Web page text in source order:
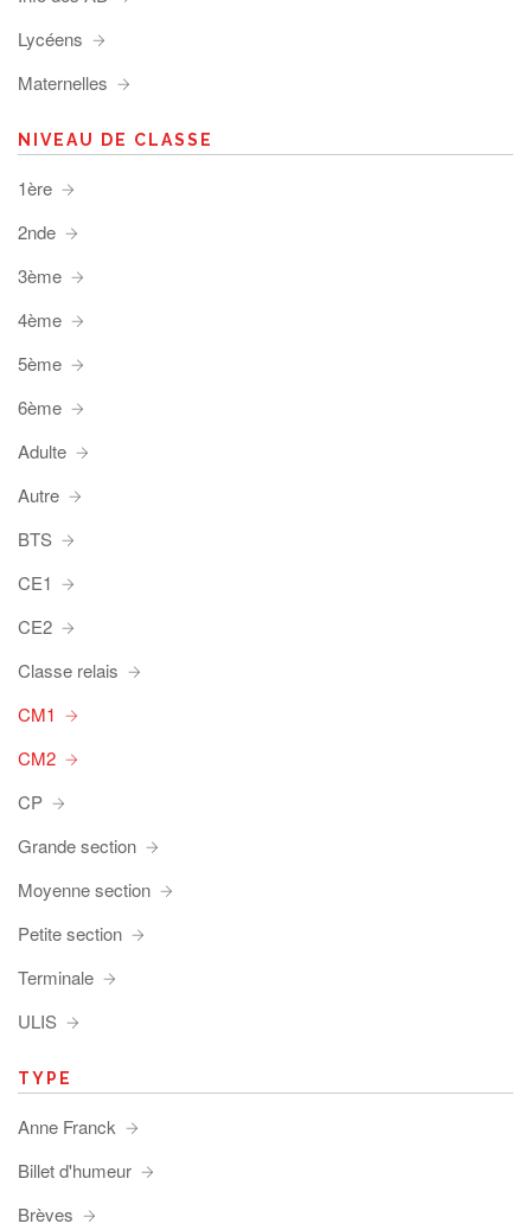
Lycéens
Maternelles
NIVEAU DE CLASSE
1ère
2nde
3ème
4ème
5ème
6ème
Adulte
Autre
BTS
CE1
CE2
Classe relais
CM1
CM2
CP
Grande section
Moyenne section
Petite section
Terminale
ULIS
TYPE
Anne Franck
Billet d'humeur
Brèves